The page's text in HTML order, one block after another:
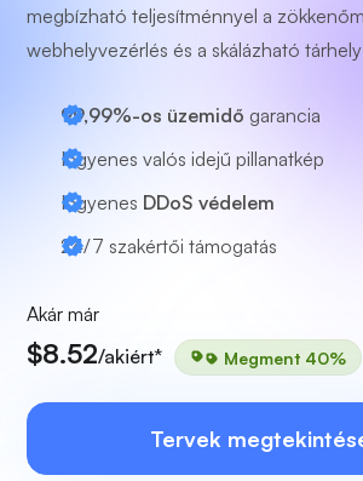
megbízható teljesítménnyel a
webhelyvezérlés és a skálázható
99,99%-os üzemidő garancia
Ingyenes valós idejű pillanatkép
Ingyenes DDoS védelem
24/7 szakértői támogatás
Akár már
$8.52/akiért* Megment 40%
Tervek